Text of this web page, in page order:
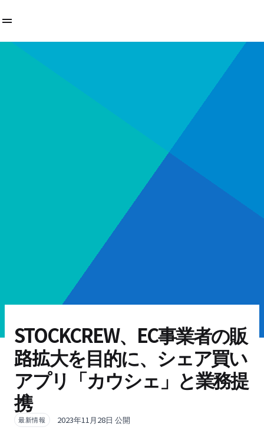
STOCKCREW、EC事業者の販
路拡大を目的に、シェア買い
アプリ「カウシェ」と業務提
携
最新情報 2023年11月28日 公開